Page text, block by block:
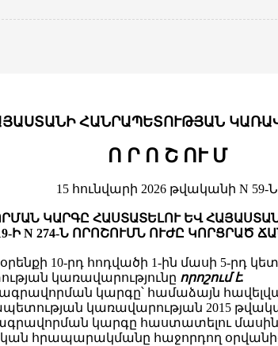
ՀԱՆՐԱՊԵՏՈՒԹՅԱՆ
Ո Ր Ո Շ ՈՒ Մ
15 հունվարի 2026 թվականի N 59-Ն
ԿԱՐԳԸ ՀԱՍՏԱՏԵԼՈՒ ԵՎ
Ի N 274-Ն ՈՐՈՇՈՒՄՆ ՈՒԺԸ ԿՈՐՑՐԱԾ
10-րդ հոդվածի 1-ին մասի 5-րդ
կառավարությունը որոշում է.
կարգը՝ համաձայն
կառավարության 2015
կարգը հաստատելու մասին»
հրապարակմանը հաջորդող